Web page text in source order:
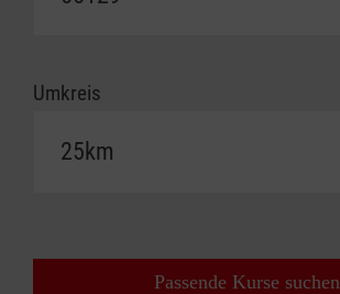
Umkreis
Passende Kurse suchen